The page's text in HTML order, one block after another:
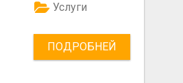
Услуги
ПОДРОБНЕЙ